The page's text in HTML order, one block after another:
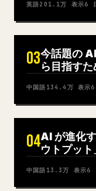
英語201.1万 表示6
03今話題の
ら目指す
中国語 134.4万 表示
04AI が進化
ウトプッ
中国語 13.3万 表示6